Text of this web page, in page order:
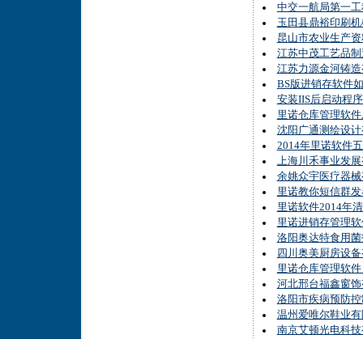
中交一航局第一
玉田县鼎裕印刷
昆山市农业生产
江苏中茂工艺品
江苏力源金河铸
BS版进销存软件
安装IIS后启动程
里诺仓库管理软
沈阳广通测绘设
2014年里诺软件
上海川禾事业发
余姚众宇医疗器
里诺教你短信群
里诺软件2014年
里诺进销存管理
洛阳奥达特食用
四川奥美厨房设
里诺仓库管理软
河北邢台福鑫窗
洛阳市疾病预防
温州爱唯尔鞋业
南京艾顿光电科